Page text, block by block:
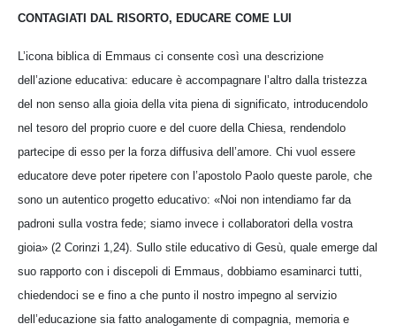
CONTAGIATI DAL RISORTO, EDUCARE COME LUI
L’icona biblica di Emmaus ci consente così una descrizione
dell’azione educativa: educare è accompagnare l’altro dalla tristezza
del non senso alla gioia della vita piena di significato, introducendolo
nel tesoro del proprio cuore e del cuore della Chiesa, rendendolo
partecipe di esso per la forza diffusiva dell’amore. Chi vuol essere
educatore deve poter ripetere con l’apostolo Paolo queste parole, che
sono un autentico progetto educativo: «Noi non intendiamo far da
padroni sulla vostra fede; siamo invece i collaboratori della vostra
gioia» (2 Corinzi 1,24). Sullo stile educativo di Gesù, quale emerge dal
suo rapporto con i discepoli di Emmaus, dobbiamo esaminarci tutti,
chiedendoci se e fino a che punto il nostro impegno al servizio
dell’educazione sia fatto analogamente di compagnia, memoria e